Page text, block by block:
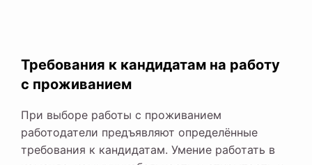
Требования к кандидатам на работу
с проживанием
При выборе работы с проживанием
работодатели предъявляют определённые
требования к кандидатам. Умение работать в